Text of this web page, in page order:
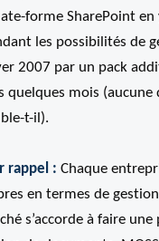
forme SharePoint
les possibilités de
2007 par un pack
quelques mois (aucune
t-il).
rappel : Chaque
en termes de
s’accorde à faire